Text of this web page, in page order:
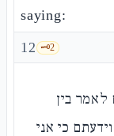
saying:
12 🗝️2
בין
כי אני